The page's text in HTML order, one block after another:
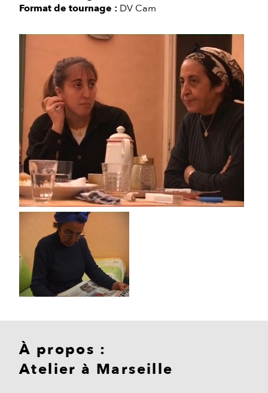
Format de tournage : DV Cam
À propos :
Atelier à Marseille